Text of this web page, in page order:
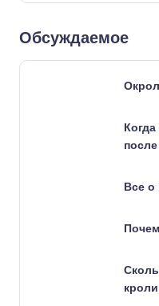
Обсуждаемое
Все о